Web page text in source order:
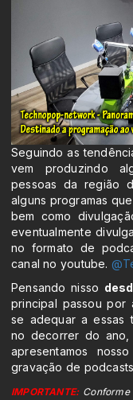
Seguindo as
vem produzindo
pessoas da região
alguns programas
bem como
eventualmente
no formato de
canal no youtube.
Pensando nisso
principal passou por
se adequar a essas
no decorrer do ano,
apresentamos
gravação de
IMPORTANTE:Conforme